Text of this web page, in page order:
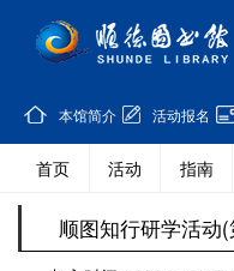
本馆简介 活动报名
首页 活动 指南
顺图知行研学活动